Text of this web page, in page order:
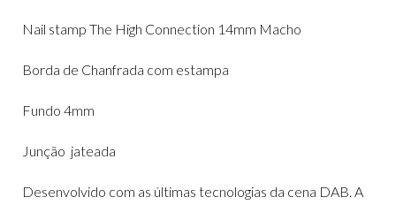
Nail stamp The High Connection 14mm Macho
Borda de Chanfrada com estampa
Fundo 4mm
Junção jateada
Desenvolvido com as últimas tecnologias da cena DAB. A